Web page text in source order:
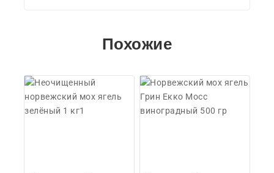
Похожие